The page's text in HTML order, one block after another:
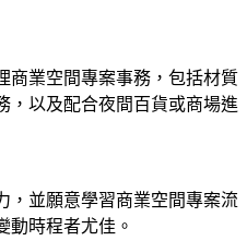
商業空間專案事務，包括材質
，以及配合夜間百貨或商場進
，並願意學習商業空間專案流
動時程者尤佳。